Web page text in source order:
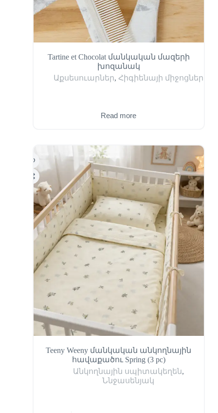
Tartine et Chocolat մանկական մազերի
խոզանակ
Աքսեսուարներ, Հիգիենայի միջոցներ
Read more
Teeny Weeny մանկական անկողնային
հավաքածու Spring (3 pc)
Անկողնային սպիտակեղեն,
Ննջասենյակ